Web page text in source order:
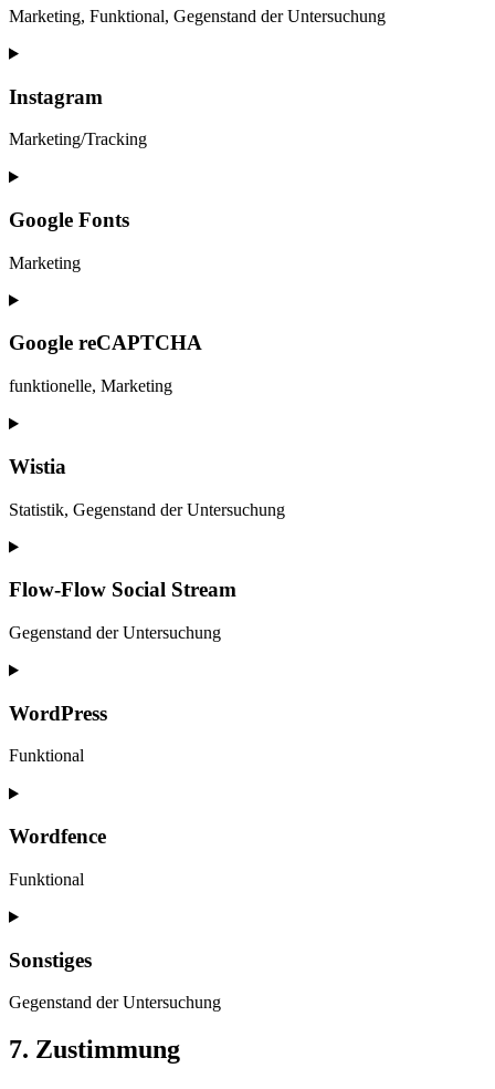
Marketing, Funktional, Gegenstand der Untersuchung
Instagram
Marketing/Tracking
Google Fonts
Marketing
Google reCAPTCHA
funktionelle, Marketing
Wistia
Statistik, Gegenstand der Untersuchung
Flow-Flow Social Stream
Gegenstand der Untersuchung
WordPress
Funktional
Wordfence
Funktional
Sonstiges
Gegenstand der Untersuchung
7. Zustimmung